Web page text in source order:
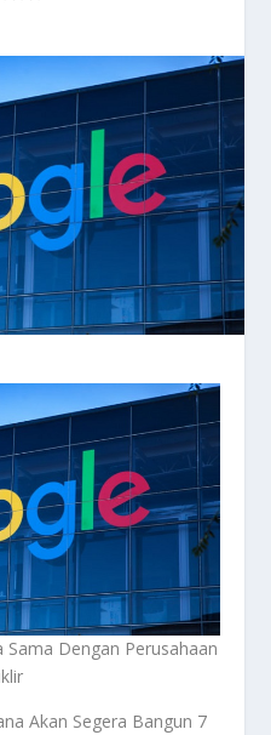
Dengan Perusahaan
Akan Segera Bangun 7